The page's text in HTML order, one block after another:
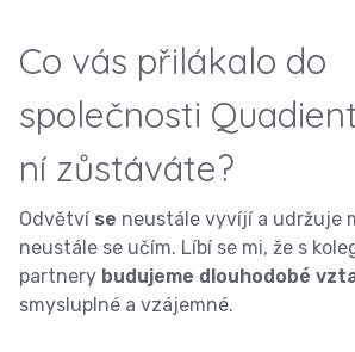
Co vás přilákalo do
společnosti
ní zůstáváte?
Odvětví se neustále vyvíjí a udržuje
neustále se učím. Líbí se mi, že s
partnery budujeme dlouhodobé
smysluplné a vzájemné.